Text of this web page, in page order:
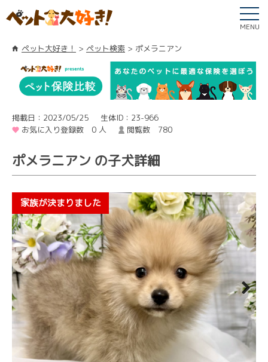
MENU
ペット大好き！ ペット検索 ポメラニアン
掲載日：2023/05/25
生体ID：23-966
お気に入り登録数 0 人
閲覧数 780
ポメラニアン の子犬詳細
Next